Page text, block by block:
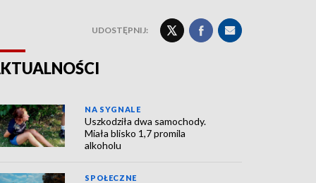
UDOSTĘPNIJ:
NA SYGNALE
Uszkodziła dwa samochody.
Miała blisko 1,7 promila
alkoholu
SPOŁECZNE